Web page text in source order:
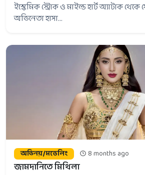
ইস্কেমিক স্ট্রোক ও মাইল্ড হার্ট অ্যাটাক থেকে
অভিনেতা হাসা...
অভিনয়/মডেলিং 8 months ago
জামদানিতে মিথিলা